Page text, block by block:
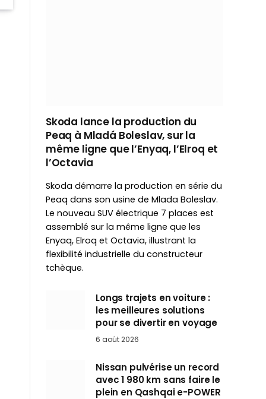
Skoda lance la production du
Peaq à Mladá Boleslav, sur la
même ligne que l’Enyaq, l’Elroq et
l’Octavia
Skoda démarre la production en série du
Peaq dans son usine de Mlada Boleslav.
Le nouveau SUV électrique 7 places est
assemblé sur la même ligne que les
Enyaq, Elroq et Octavia, illustrant la
flexibilité industrielle du constructeur
tchèque.
Longs trajets en voiture :
les meilleures solutions
pour se divertir en voyage
6 août 2026
Nissan pulvérise un record
avec 1 980 km sans faire le
plein en Qashqai e-POWER